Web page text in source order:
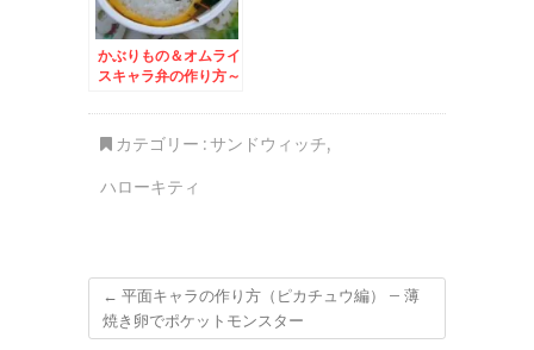
かぶりもの＆オムライ
スキャラ弁の作り方～
ティ編～
カテゴリー :サンドウィッチ,
ハローキティ
← 平面キャラの作り方（ピカチュウ編） – 薄
焼き卵でポケットモンスター